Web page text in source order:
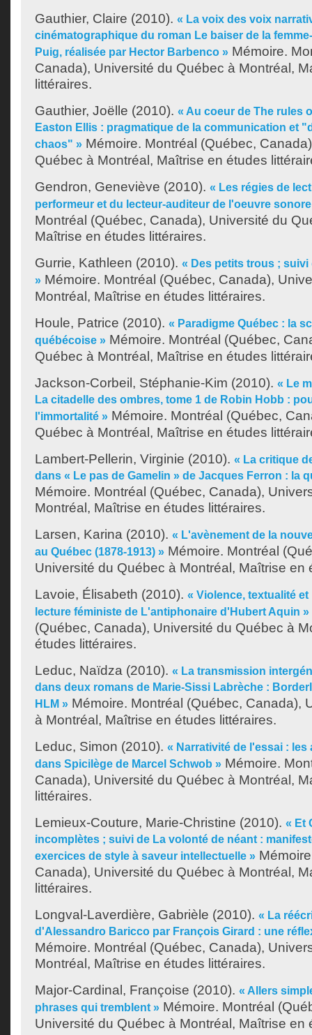
Gauthier, Claire (2010). « La voix des voix
cinématographique du roman Le baiser de la
Puig, réalisée par Hector Barbenco » Mémoire.
Canada), Université du Québec à Montréal,
littéraires.
Gauthier, Joëlle (2010). « Au coeur de The rules
Easton Ellis : pragmatique de la communication et
chaos" » Mémoire. Montréal (Québec,
Québec à Montréal, Maîtrise en études
Gendron, Geneviève (2010). « Les régies de
performeur et du lecteur-auditeur de l'oeuvre
Montréal (Québec, Canada), Université du
Maîtrise en études littéraires.
Gurrie, Kathleen (2010). « Des petits trous ;
» Mémoire. Montréal (Québec, Canada),
Montréal, Maîtrise en études littéraires.
Houle, Patrice (2010). « Paradigme Québec : la
québécoise » Mémoire. Montréal (Québec,
Québec à Montréal, Maîtrise en études
Jackson-Corbeil, Stéphanie-Kim (2010). « Le
La citadelle des ombres, tome 1 de Robin Hobb :
l'immortalité » Mémoire. Montréal (Québec,
Québec à Montréal, Maîtrise en études
Lambert-Pellerin, Virginie (2010). « La critique
dans « Le pas de Gamelin » de Jacques Ferron : la
Mémoire. Montréal (Québec, Canada),
Montréal, Maîtrise en études littéraires.
Larsen, Karina (2010). « L'avènement de la
au Québec (1878-1913) » Mémoire. Montréal
Université du Québec à Montréal, Maîtrise en
Lavoie, Élisabeth (2010). « Violence, textualité
lecture féministe de L'antiphonaire d'Hubert Aquin »
(Québec, Canada), Université du Québec à
études littéraires.
Leduc, Naïdza (2010). « La transmission
dans deux romans de Marie-Sissi Labrèche :
HLM » Mémoire. Montréal (Québec, Canada),
à Montréal, Maîtrise en études littéraires.
Leduc, Simon (2010). « Narrativité de l'essai : les
dans Spicilège de Marcel Schwob » Mémoire.
Canada), Université du Québec à Montréal,
littéraires.
Lemieux-Couture, Marie-Christine (2010). « Et
incomplètes ; suivi de La volonté de néant :
exercices de style à saveur intellectuelle »
Canada), Université du Québec à Montréal,
littéraires.
Longval-Laverdière, Gabrièle (2010). « La
d'Alessandro Baricco par François Girard : une
Mémoire. Montréal (Québec, Canada),
Montréal, Maîtrise en études littéraires.
Major-Cardinal, Françoise (2010). « Allers
phrases qui tremblent » Mémoire. Montréal
Université du Québec à Montréal, Maîtrise en